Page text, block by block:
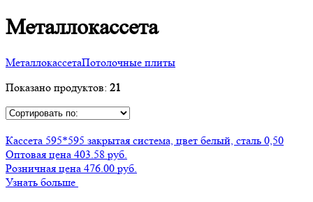
Металлокассета
МеталлокассетаПотолочные плиты
Показано продуктов: 21
Кассета 595*595 закрытая система, цвет белый, сталь 0,50
Оптовая цена 403.58 руб.
Розничная цена 476.00 руб.
Узнать больше